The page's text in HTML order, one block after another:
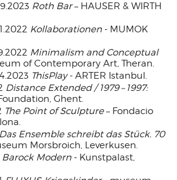
Roth Bar– HAUSER & WIRTH
Kollaborationen - MUMOK
Minimalism and Conceptual
of Contemporary Art, Theran.
ThisPlay- ARTER Istanbul.
Distance Extended / 1979 – 1997:
Ghent.
The Point of Sculpture– Fondacio
Das Ensemble schreibt das Stück. 70
Morsbroich, Leverkusen.
Barock Modern - Kunstpalast,